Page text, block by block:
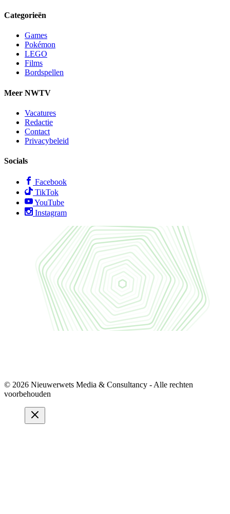
Categorieën
Games
Pokémon
LEGO
Films
Bordspellen
Meer NWTV
Vacatures
Redactie
Contact
Privacybeleid
Socials
Facebook
TikTok
YouTube
Instagram
© 2026 Nieuwerwets Media & Consultancy - Alle rechten
voorbehouden